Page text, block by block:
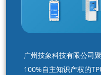
广州技象科技有限公司
100%自主知识产权的